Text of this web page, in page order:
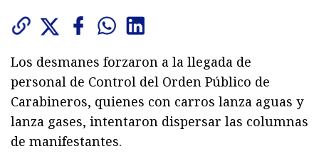
Los desmanes forzaron a la llegada de
personal de Control del Orden Público de
Carabineros, quienes con carros lanza aguas y
lanza gases, intentaron dispersar las columnas
de manifestantes.